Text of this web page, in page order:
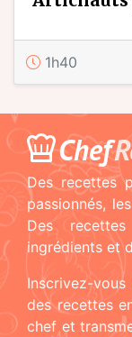
1h40
Chef
Des recettes
passionnés,
Des
ingrédients et
Inscrivez-
des recettes
chef et